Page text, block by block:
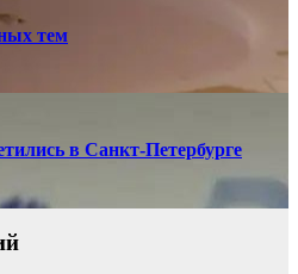
тем
в Санкт-Петербурге